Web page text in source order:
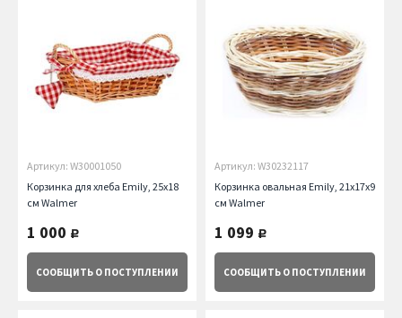
Артикул: W30001050
Корзинка для хлеба Emily, 25х18
см Walmer
1 000 руб.
СООБЩИТЬ О ПОСТУПЛЕНИИ
Артикул: W30232117
Корзинка овальная Emily, 21x17x9
см Walmer
1 099 руб.
СООБЩИТЬ О ПОСТУПЛЕНИИ